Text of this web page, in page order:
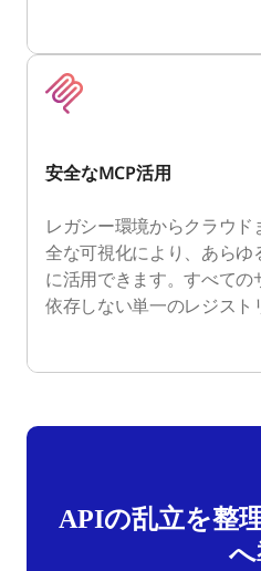
安全なMCP活用
レガシー環境からクラウ
全な可視化により、あら
に活用できます。すべて
依存しない単一のレジスト
APIの乱立を整
へ